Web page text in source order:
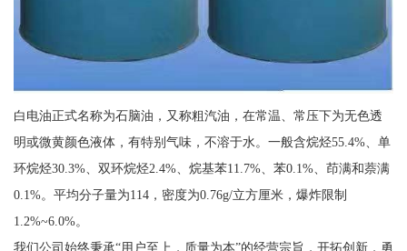
白电油正式名称为石脑油，又称粗汽油，在常温、常压下为无色透
明或微黄颜色液体，有特别气味，不溶于水。一般含烷烃55.4%、单
环烷烃30.3%、双环烷烃2.4%、烷基苯11.7%、苯0.1%、茚满和萘满
0.1%。平均分子量为114，密度为0.76g/立方厘米，爆炸限制
1.2%~6.0%。
我们公司始终秉承“用户至上，质量为本”的经营宗旨，开拓创新，勇